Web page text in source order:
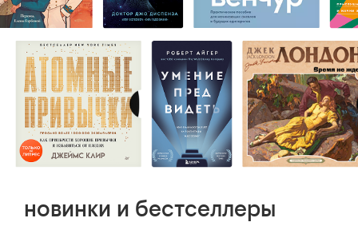
новинки и бестселлеры